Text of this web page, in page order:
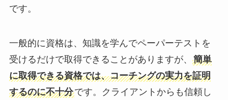
です。
一般的に資格は、知識を学んでペーパーテストを
受けるだけで取得できることがありますが、 簡単
に取得できる資格では、コーチングの実力を証明
するのに不十分です。クライアントからも信頼し